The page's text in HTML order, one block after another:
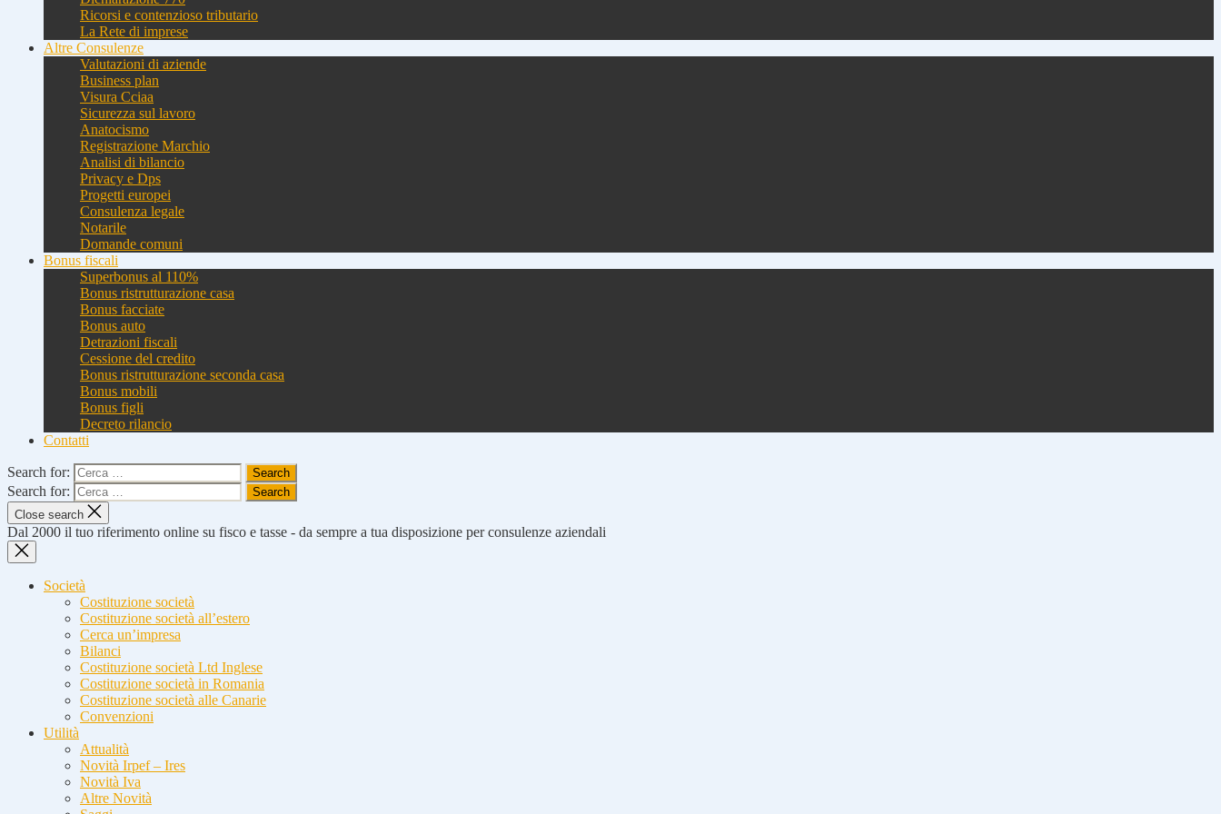
Ricorsi e contenzioso tributario
La Rete di imprese
Altre Consulenze
Valutazioni di aziende
Business plan
Visura Cciaa
Sicurezza sul lavoro
Anatocismo
Registrazione Marchio
Analisi di bilancio
Privacy e Dps
Progetti europei
Consulenza legale
Notarile
Domande comuni
Bonus fiscali
Superbonus al 110%
Bonus ristrutturazione casa
Bonus facciate
Bonus auto
Detrazioni fiscali
Cessione del credito
Bonus ristrutturazione seconda casa
Bonus mobili
Bonus figli
Decreto rilancio
Contatti
Search for:
Search for:
Close search
Dal 2000 il tuo riferimento online su fisco e tasse - da sempre a tua disposizione per consulenze aziendali
Società
Costituzione società
Costituzione società all’estero
Cerca un’impresa
Bilanci
Costituzione società Ltd Inglese
Costituzione società in Romania
Costituzione società alle Canarie
Convenzioni
Utilità
Attualità
Novità Irpef – Ires
Novità Iva
Altre Novità